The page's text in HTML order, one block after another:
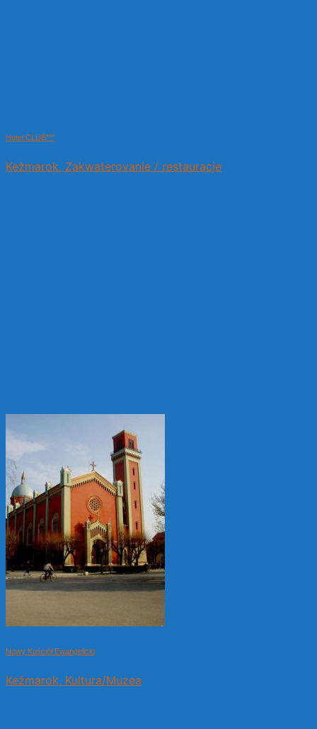
Hotel CLUB***
Kežmarok, Zakwaterovanie / restauracje
Nowy Kościół Ewangelicki
Kežmarok, Kultura/Muzea